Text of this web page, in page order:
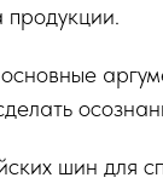
продукции.
шин для